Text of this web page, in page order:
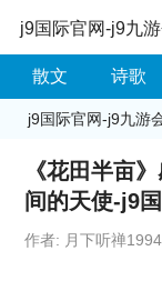
j9国际官网-j9九
散文 诗歌
j9国际官网-j9九游
《花田半亩
间的天使-j9
作者: 月下听禅1994